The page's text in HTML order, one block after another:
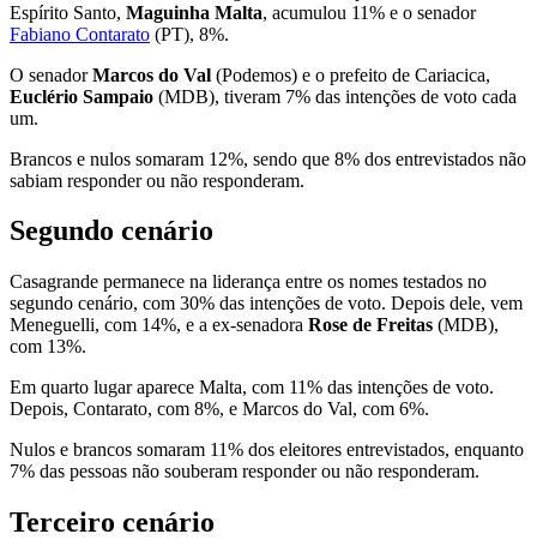
Espírito Santo, Maguinha Malta, acumulou 11% e o senador
Fabiano Contarato (PT), 8%.
O senadorMarcos do Val (Podemos) e o prefeito de Cariacica,
Euclério Sampaio (MDB), tiveram 7% das intenções de voto cada
um.
Brancos e nulos somaram 12%, sendo que 8% dos entrevistados não
sabiam responder ou não responderam.
Segundo cenário
Casagrande permanece na liderança entre os nomes testados no
segundo cenário, com 30% das intenções de voto. Depois dele, vem
Meneguelli, com 14%, e a ex-senadora Rose de Freitas (MDB),
com 13%.
Em quarto lugar aparece Malta, com 11% das intenções de voto.
Depois, Contarato, com 8%, e Marcos do Val, com 6%.
Nulos e brancos somaram 11% dos eleitores entrevistados, enquanto
7% das pessoas não souberam responder ou não responderam.
Terceiro cenário